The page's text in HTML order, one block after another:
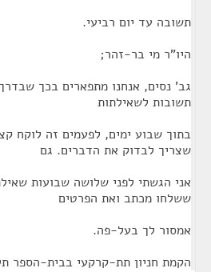
תשובה עד יום רביעי.
היו"ר מי בר-זהר;
גב' נסים, אנחנו מתפארים בכך
תשובות לשאילתות
בתוך שבוע ימים, לפעמים זה לוקח
שצריך לבדוק את הדברים. גם
אני הגשתי לפני שלושה שבועות
ששלחו מכתב ואת הפרטים
אמסור לך בעל-פה.
הקמת חניון תת-קרקעי בבית-הספר